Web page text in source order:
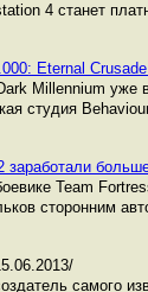
4 станет
Eternal Crusade
Millennium уже
студия
заработали
Team
сторонним
самого